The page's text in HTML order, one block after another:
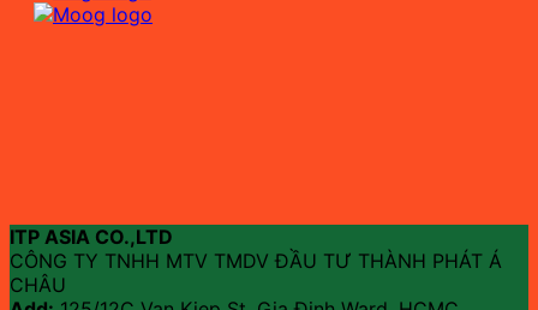
ITP ASIA CO.,LTD
CÔNG TY TNHH MTV TMDV ĐẦU TƯ THÀNH PHÁT Á
CHÂU